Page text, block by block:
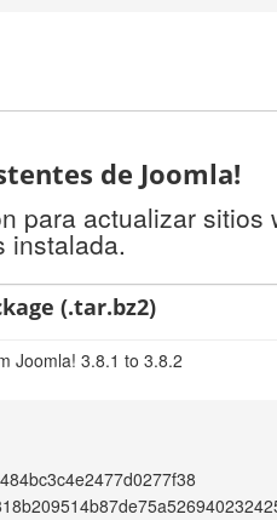
de Joomla!
para actualizar
instalada.
(.tar.bz2)
Joomla! 3.8.1 to 3.8.2